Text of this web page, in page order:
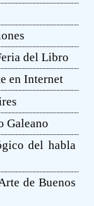
del Libro
en Internet
Galeano
del habla
de Buenos